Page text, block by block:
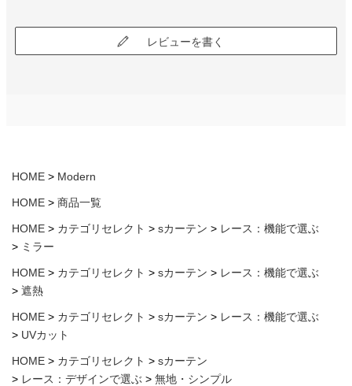
レビューを書く
HOME Modern
HOME 商品一覧
HOME カテゴリセレクト sカーテン
レース：機能で選ぶ
ミラー
HOME カテゴリセレクト sカーテン
レース：機能で選ぶ
遮熱
HOME カテゴリセレクト sカーテン
レース：機能で選ぶ
UVカット
HOME カテゴリセレクト
sカーテン
レース：デザインで選ぶ
無地・シンプル